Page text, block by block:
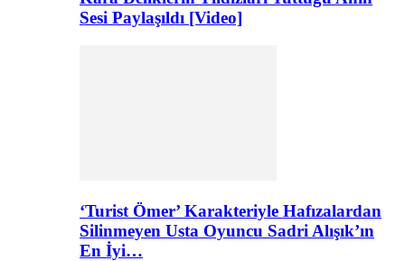
Sesi Paylaşıldı [Video]
‘Turist Ömer’ Karakteriyle Hafızalardan
Silinmeyen Usta Oyuncu Sadri Alışık’ın
En İyi…